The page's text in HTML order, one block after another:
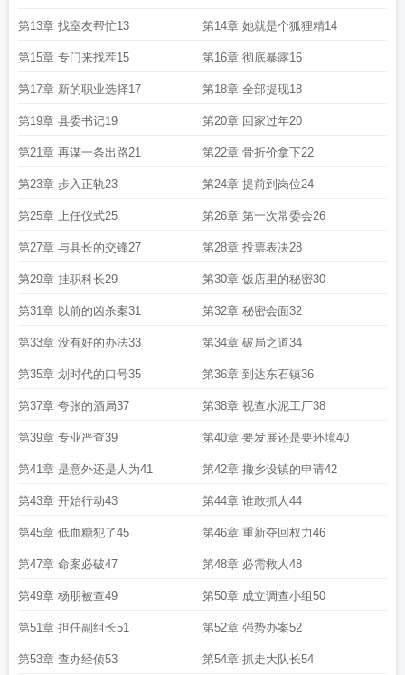
第13章 找室友帮忙13 第14章 她就是个狐狸精14
第15章 专门来找茬15 第16章 彻底暴露16
第17章 新的职业选择17 第18章 全部提现18
第19章 县委书记19 第20章 回家过年20
第21章 再谋一条出路21 第22章 骨折价拿下22
第23章 步入正轨23 第24章 提前到岗位24
第25章 上任仪式25 第26章 第一次常委会26
第27章 与县长的交锋27 第28章 投票表决28
第29章 挂职科长29 第30章 饭店里的秘密30
第31章 以前的凶杀案31 第32章 秘密会面32
第33章 没有好的办法33 第34章 破局之道34
第35章 划时代的口号35 第36章 到达东石镇36
第37章 夸张的酒局37 第38章 视查水泥工厂38
第39章 专业严查39 第40章 要发展还是要环境40
第41章 是意外还是人为41 第42章 撤乡设镇的申请42
第43章 开始行动43 第44章 谁敢抓人44
第45章 低血糖犯了45 第46章 重新夺回权力46
第47章 命案必破47 第48章 必需救人48
第49章 杨朋被查49 第50章 成立调查小组50
第51章 担任副组长51 第52章 强势办案52
第53章 查办经侦53 第54章 抓走大队长54